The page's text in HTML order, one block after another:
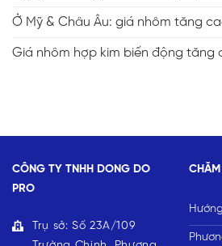
Ở Mỹ & Châu Âu: giá nhôm tăng
Giá nhôm hợp kim biến động tăng
CÔNG TY TNHH DONG DO
PRO
Trụ sở: Số 23A/109